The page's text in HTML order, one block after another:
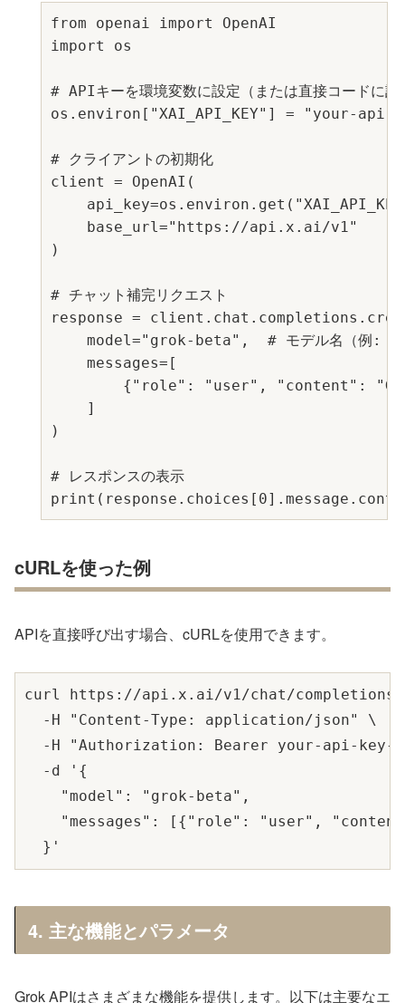
from openai import OpenAI
import os
# APIキーを環境変数に設定（または直接コードに記
os.environ["XAI_API_KEY"] = "your-api-
# クライアントの初期化
client = OpenAI(
    base_url="https://api.x.ai/v1"
)
# チャット補完リクエスト
response =
model="grok-beta",  # モデル名（例:
    messages=[
{"role": "user", "content":
    ]
)
# レスポンスの表示
cURLを使った例
APIを直接呼び出す場合、cURLを使用できます。
curl https://api.x.ai/v1/chat/completions
  -H "Content-Type: application/json" \
-H "Authorization: Bearer your-api-key-
  -d '{
    "model": "grok-beta",
"messages": [{"role": "user",
4. 主な機能とパラメータ
Grok APIはさまざまな機能を提供します。以下は主要なエ